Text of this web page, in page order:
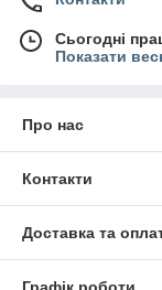
Сьогодні
Показати
Про нас
Контакти
Доставка та